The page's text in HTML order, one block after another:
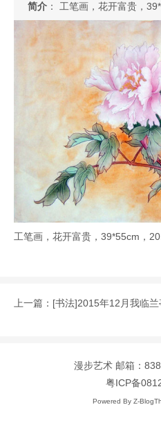
简介 ： 工笔画，花开富贵，
工笔画，花开富贵，39*55cm，
上一篇： [书法]2015年12月我临
漫步艺术邮箱：
粤ICP备
Powered By Z-Blog